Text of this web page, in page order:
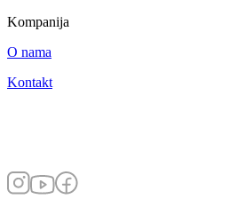
Kompanija
O nama
Kontakt